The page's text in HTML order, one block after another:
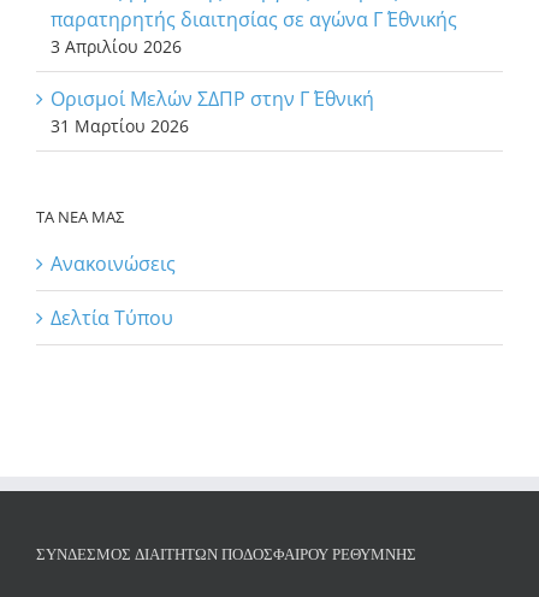
παρατηρητής διαιτησίας σε αγώνα Γ΄ Εθνικής
3 Απριλίου 2026
Ορισμοί Μελών ΣΔΠΡ στην Γ΄ Εθνική
31 Μαρτίου 2026
ΤΑ ΝΕΑ ΜΑΣ
Ανακοινώσεις
Δελτία Τύπου
ΣΎΝΔΕΣΜΟΣ ΔΙΑΙΤΗΤΏΝ ΠΟΔΟΣΦΑΊΡΟΥ ΡΕΘΎΜΝΗΣ